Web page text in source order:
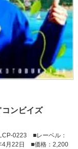
ンビイズ
0223 ■レーベル：
4月22日 ■価格：2,200